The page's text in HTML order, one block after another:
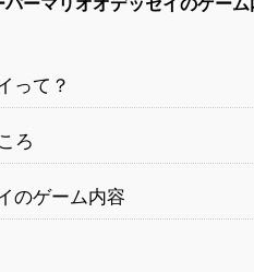
って？
ろ
のゲーム内容